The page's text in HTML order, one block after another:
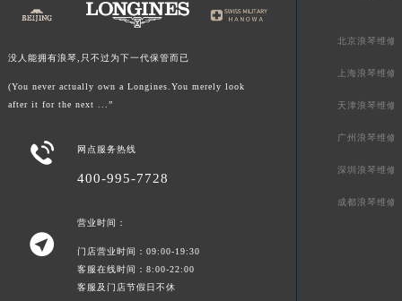
没人能拥有浪琴,只不过为下一代保管而已
(You never actually own a Longines.You merely look
after it for the next ...”
 网点服务热线
400-995-7728

营业时间：
门店营业时间：09:00-19:30
客服在线时间：8:00-22:00
客服及门店节假日不休
北京浪琴维修
上海浪琴维修
天津浪琴维修
广州浪琴维修
深圳浪琴维修
成都浪琴维修